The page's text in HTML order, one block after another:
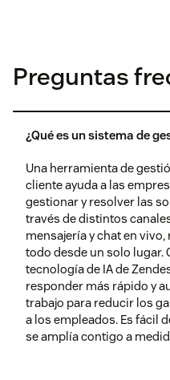
Preguntas
¿Qué es un sistema de
Una herramienta de
cliente ayuda a las
gestionar y resolver las
través de distintos
mensajería y chat en
todo desde un solo lugar.
tecnología de IA de
responder más rápido y
trabajo para reducir los
a los empleados. Es fácil
se amplía contigo a